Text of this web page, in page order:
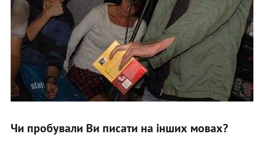
Чи пробували Ви писати на інших мовах?